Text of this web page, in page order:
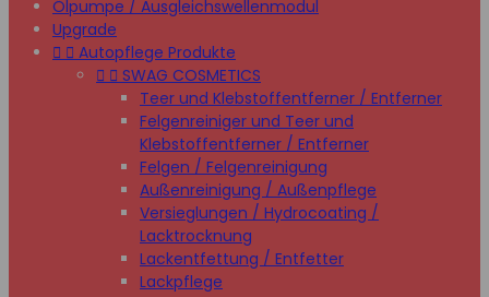
Ölpumpe / Ausgleichswellenmodul
Upgrade
  Autopflege Produkte
  SWAG COSMETICS
Teer und Klebstoffentferner / Entferner
Felgenreiniger und Teer und
Klebstoffentferner / Entferner
Felgen / Felgenreinigung
Außenreinigung / Außenpflege
Versieglungen / Hydrocoating /
Lacktrocknung
Lackentfettung / Entfetter
Lackpflege